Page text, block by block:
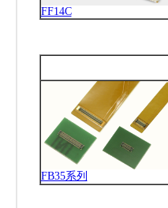
FF14C
FB35系列